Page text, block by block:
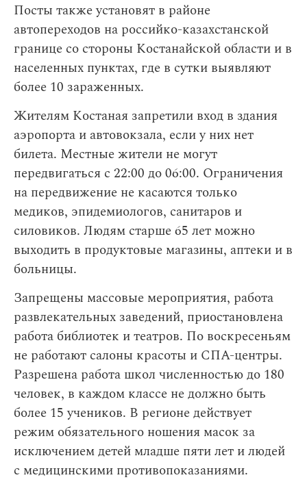
Посты также установят в районе
автопереходов на российко-казахстанской
границе со стороны Костанайской области и в
населенных пунктах, где в сутки выявляют
более 10 зараженных.
Жителям Костаная запретили вход в здания
аэропорта и автовокзала, если у них нет
билета. Местные жители не могут
передвигаться с 22:00 до 06:00. Ограничения
на передвижение не касаются только
медиков, эпидемиологов, санитаров и
силовиков. Людям старше 65 лет можно
выходить в продуктовые магазины, аптеки и в
больницы.
Запрещены массовые мероприятия, работа
развлекательных заведений, приостановлена
работа библиотек и театров. По воскресеньям
не работают салоны красоты и СПА-центры.
Разрешена работа школ численностью до 180
человек, в каждом классе не должно быть
более 15 учеников. В регионе действует
режим обязательного ношения масок за
исключением детей младше пяти лет и людей
с медицинскими противопоказаниями.